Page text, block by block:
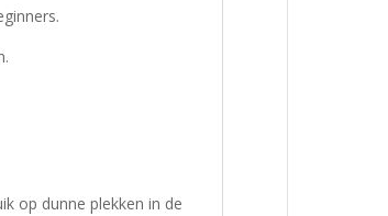
op dunne plekken in de